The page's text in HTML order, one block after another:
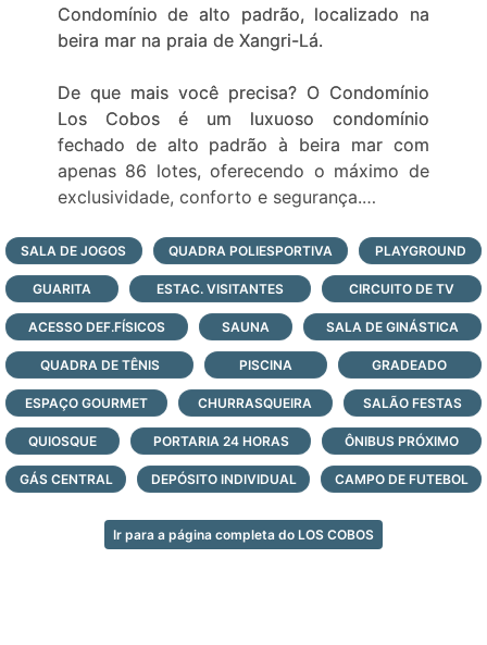
Condomínio de alto padrão, localizado na
beira mar na praia de Xangri-Lá.
De que mais você precisa? O Condomínio
Los Cobos é um luxuoso condomínio
fechado de alto padrão à beira mar com
apenas 86 lotes, oferecendo o máximo de
exclusividade, conforto e segurança.
-Lotes com metragens a partir de 450m²
-Guarita de segurança 24 horas
-Quadra de futebol
-Quadras de tênis
-Clube de tênis
-Quadras de paddle
-Serviços
-Clube social
-Fitness center
-Sala de jogos
-Piscina externa
SALA DE JOGOS QUADRA POLIESPORTIVA PLAYGROUND
GUARITA ESTAC. VISITANTES CIRCUITO DE TV
ACESSO DEF.FÍSICOS SAUNA SALA DE GINÁSTICA
QUADRA DE TÊNIS PISCINA GRADEADO
ESPAÇO GOURMET CHURRASQUEIRA SALÃO FESTAS
QUIOSQUE PORTARIA 24 HORAS ÔNIBUS PRÓXIMO
GÁS CENTRAL DEPÓSITO INDIVIDUAL CAMPO DE FUTEBOL
Ir para a página completa do LOS COBOS